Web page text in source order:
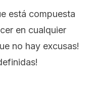
está compuesta
en cualquier
no hay excusas!